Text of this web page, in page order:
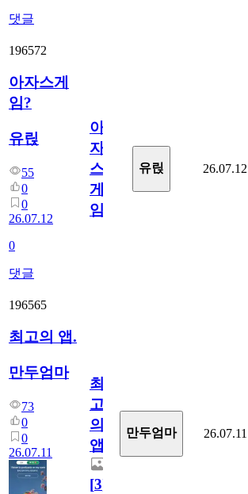
댓글
196572
아자스게
임?
유릱
55
0
0
26.07.12
0
댓글
아
자
스
게
임?
유릱 26.07.12
196565
최고의 앱.
만두엄마
73
0
0
26.07.11
최
고
의
앱.
[3]
만두엄마 26.07.11